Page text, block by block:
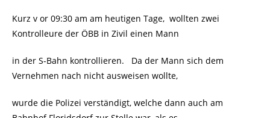
Kurz v or 09:30 am am heutigen Tage, wollten zwei
Kontrolleure der ÖBB in Zivil einen Mann
in der S-Bahn kontrollieren. Da der Mann sich dem
Vernehmen nach nicht ausweisen wollte,
wurde die Polizei verständigt, welche dann auch am